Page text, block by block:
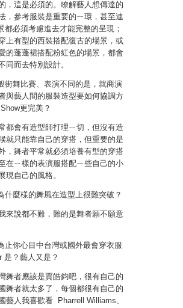
，這是必須的。瞭解藝人想傳達的
，參考服裝是重要的ㄧ環，甚至連
都必須考慮進去才能完整的呈現；
上有型的西裝搭配復古的場景，或
的蓬蓬裙搭配粉紅色的場景，都會
同而去特別設計。
街舞比賽、表演不同的是，就商演
與藝人間的服裝造型要如何協調方
更完美？
都會有造型師打理ㄧ切，但沒有造
就只能靠自己的穿搭，但重要的是
，舞者平常就必須培養有型的穿搭
在ㄧ樣的表演服搭配ㄧ些自己的小
現自己的風格。
什麼樣的舞風在造型上很難突破？
來說都不難，難的是舞者願不願意
止你心目中台灣或國外最會穿衣服
是？藝人又是？
舞者應該是賈皓鈞吧，很有自己的
舞者就太多了，每個都很有自己的
藝人我喜歡看 Pharrell Williams、